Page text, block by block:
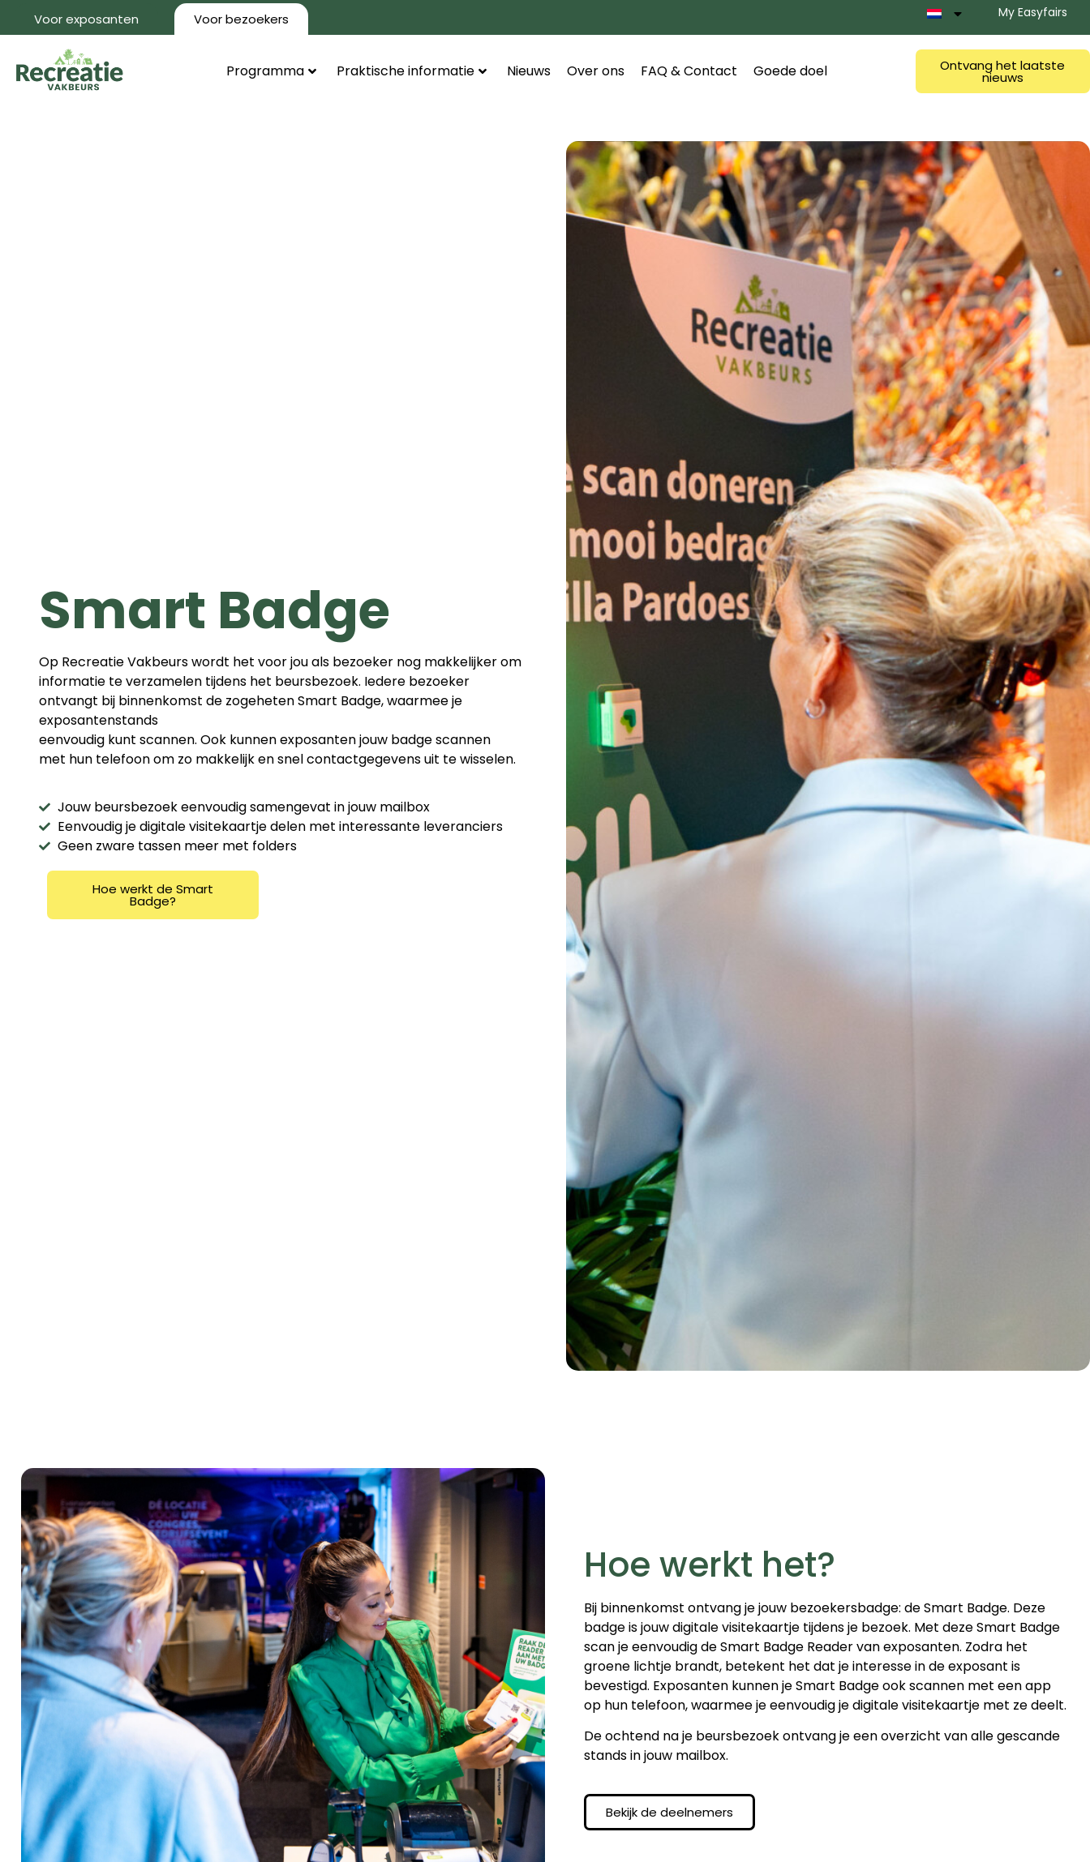
Voor exposanten Voor bezoekers My Easyfairs
Programma Praktische informatie Nieuws Over ons FAQ & Contact Goede doel Ontvang het laatste
nieuws
Smart Badge
Op Recreatie Vakbeurs wordt het voor jou als bezoeker nog makkelijker om
informatie te verzamelen tijdens het beursbezoek. Iedere bezoeker
ontvangt bij binnenkomst de zogehetenSmart Badge, waarmee je
exposantenstands
eenvoudig kunt scannen. Ook kunnen exposanten jouw badge scannen
met hun telefoon om zo makkelijk en snel contactgegevens uit te wisselen.
Jouw beursbezoek eenvoudig samengevat in jouw mailbox
Eenvoudig je digitale visitekaartje delen met interessante leveranciers
Geen zware tassen meer met folders
Hoe werkt de Smart
Badge?
Hoe werkt het?
Bij binnenkomst ontvang je jouw bezoekersbadge: de Smart Badge. Deze
badge is jouw digitale visitekaartje tijdens je bezoek. Met deze Smart Badge
scan je eenvoudig de Smart Badge Reader van exposanten. Zodra het
groene lichtje brandt, betekent het dat je interesse in de exposant is
bevestigd. Exposanten kunnen je Smart Badge ook scannen met een app
op hun telefoon, waarmee je eenvoudig je digitale visitekaartje met ze deelt.
De ochtend na je beursbezoek ontvang je een overzicht van alle gescande
stands in jouw mailbox.
Bekijk de deelnemers